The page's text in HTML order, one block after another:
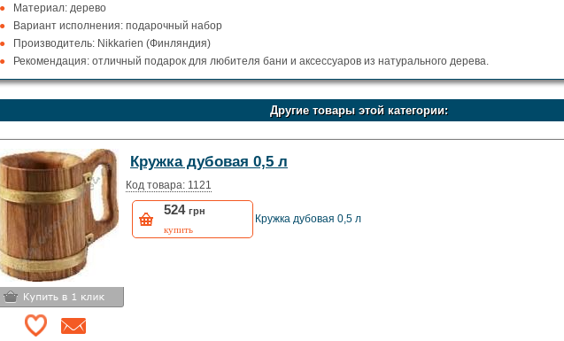
Материал: дерево
Вариант исполнения: подарочный набор
Производитель: Nikkarien (Финляндия)
Рекомендация: отличный подарок для любителя бани и аксессуаров из натурального дерева.
Другие товары этой категории:
Кружка дубовая 0,5 л
Код товара: 1121
524 грн
купить
Кружка дубовая 0,5 л